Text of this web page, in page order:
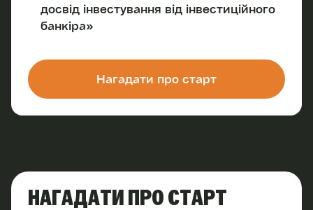
досвід інвестування від інвестиційного
банкіра»
Нагадати про старт
НАГАДАТИ ПРО СТАРТ